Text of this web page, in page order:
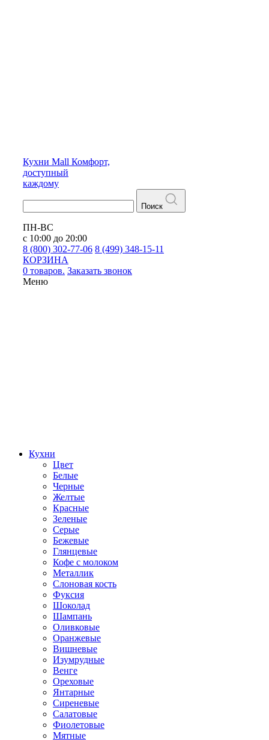
Кухни Mall Комфорт,
доступный
каждому
Поиск
ПН-ВС
с 10:00 до 20:00
8 (800) 302-77-06 8 (499) 348-15-11
КОРЗИНА
0 товаров. Заказать звонок
Меню
Кухни
Цвет
Белые
Черные
Желтые
Красные
Зеленые
Серые
Бежевые
Глянцевые
Кофе с молоком
Металлик
Слоновая кость
Фуксия
Шоколад
Шампань
Оливковые
Оранжевые
Вишневые
Изумрудные
Венге
Ореховые
Янтарные
Сиреневые
Салатовые
Фиолетовые
Мятные